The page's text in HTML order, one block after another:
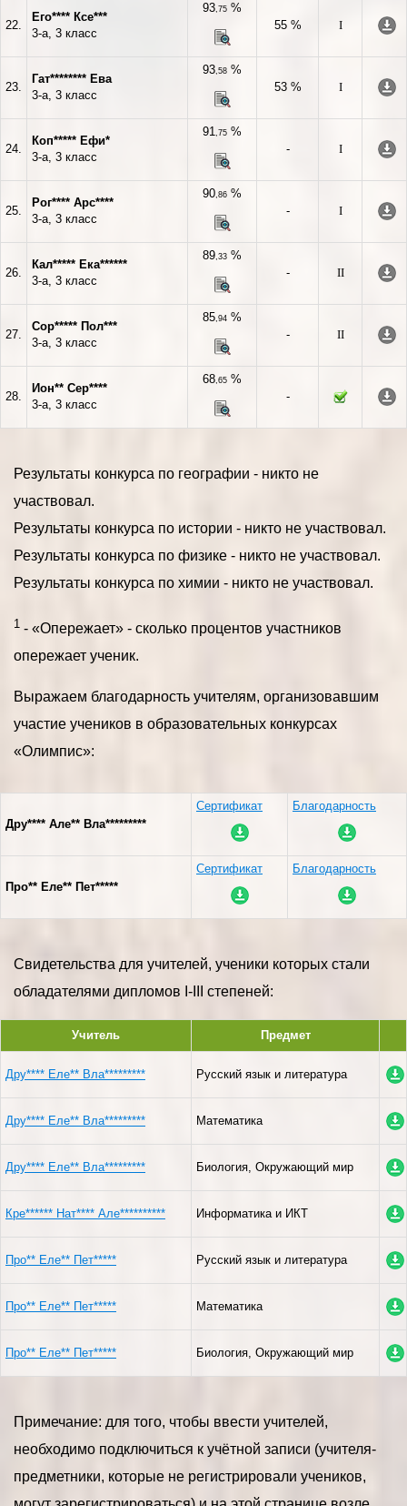
22.
Его**** Ксе***
3-а, 3 класс
93,75 %
55 %
I
23.
Гат******** Ева
3-а, 3 класс
93,58 %
53 %
I
24.
Коп***** Ефи*
3-а, 3 класс
91,75 %
-
I
25.
Рог**** Арс****
3-а, 3 класс
90,86 %
-
I
26.
Кал***** Ека******
3-а, 3 класс
89,33 %
-
II
27.
Сор***** Пол***
3-а, 3 класс
85,94 %
-
II
28.
Ион** Сер****
3-а, 3 класс
68,65 %
-
Результаты конкурса по географии - никто не
участвовал.
Результаты конкурса по истории - никто не участвовал.
Результаты конкурса по физике - никто не участвовал.
Результаты конкурса по химии - никто не участвовал.
1 - «Опережает» - сколько процентов участников
опережает ученик.
Выражаем благодарность учителям, организовавшим
участие учеников в образовательных конкурсах
«Олимпис»:
Дру**** Але** Вла*********
Сертификат Благодарность
Про** Еле** Пет*****
Сертификат Благодарность
Свидетельства для учителей, ученики которых стали
обладателями дипломов I-III степеней:
Учитель Предмет
Дру**** Еле** Вла********* Русский язык и литература
Дру**** Еле** Вла********* Математика
Дру**** Еле** Вла********* Биология, Окружающий мир
Кре****** Нат**** Але********** Информатика и ИКТ
Про** Еле** Пет***** Русский язык и литература
Про** Еле** Пет***** Математика
Про** Еле** Пет***** Биология, Окружающий мир
Примечание: для того, чтобы ввести учителей,
необходимо подключиться к учётной записи (учителя-
предметники, которые не регистрировали учеников,